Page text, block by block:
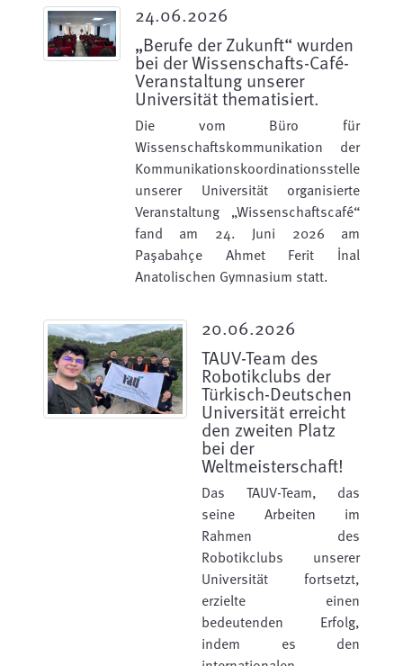
24.06.2026
„Berufe der Zukunft“ wurden
bei der Wissenschafts-Café-
Veranstaltung unserer
Universität thematisiert.
Die vom Büro für
Wissenschaftskommunikation der
Kommunikationskoordinationsstelle
unserer Universität organisierte
Veranstaltung „Wissenschaftscafé“
fand am 24. Juni 2026 am
Paşabahçe Ahmet Ferit İnal
Anatolischen Gymnasium statt.
20.06.2026
TAUV-Team des
Robotikclubs der
Türkisch-Deutschen
Universität erreicht
den zweiten Platz
bei der
Weltmeisterschaft!
Das TAUV-Team, das
seine Arbeiten im
Rahmen des
Robotikclubs unserer
Universität fortsetzt,
erzielte einen
bedeutenden Erfolg,
indem es den